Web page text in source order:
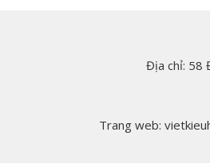
Địa chỉ: 58
Trang web: